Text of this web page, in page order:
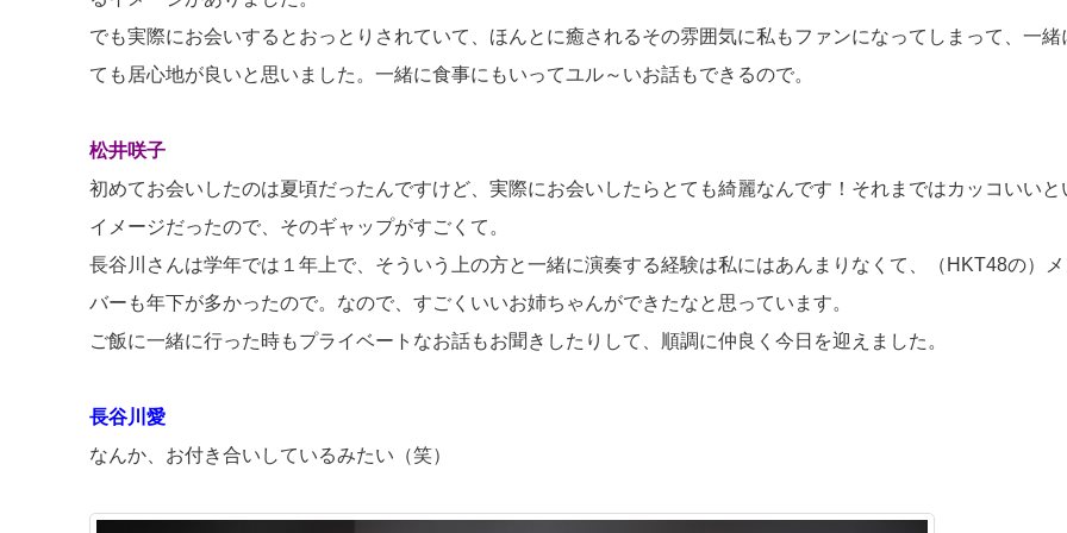
でも実際にお会いするとおっとりされていて、ほんとに癒されるその雰囲気に私もファンになってしまって、一緒
ても居心地が良いと思いました。一緒に食事にもいってユル～いお話もできるので。
松井咲子
初めてお会いしたのは夏頃だったんですけど、実際にお会いしたらとても綺麗なんです！それまではカッコいいと
イメージだったので、そのギャップがすごくて。
長谷川さんは学年では１年上で、そういう上の方と一緒に演奏する経験は私にはあんまりなくて、（HKT48の）メ
バーも年下が多かったので。なので、すごくいいお姉ちゃんができたなと思っています。
ご飯に一緒に行った時もプライベートなお話もお聞きしたりして、順調に仲良く今日を迎えました。
長谷川愛
なんか、お付き合いしているみたい（笑）